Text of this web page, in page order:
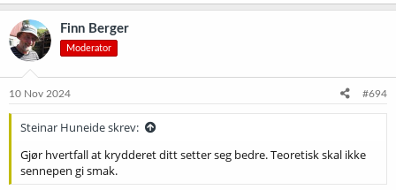
a
k
s
j
o
e
Finn Berger
Moderator
10 Nov 2024 #694
Steinar Huneide skrev:
Gjør hvertfall at krydderet ditt setter seg bedre. Teoretisk skal ikke
sennepen gi smak.